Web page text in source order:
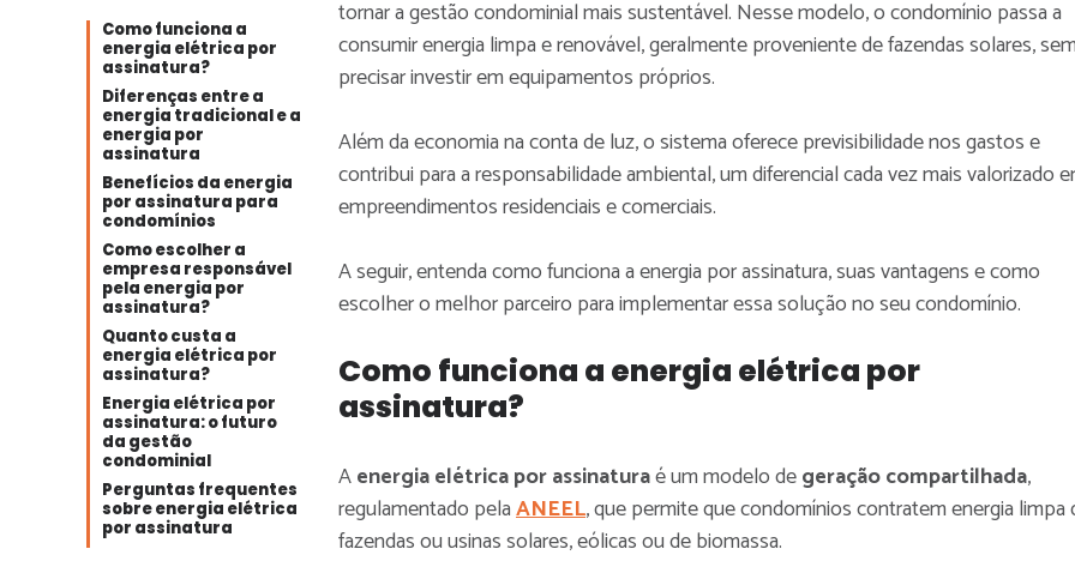
Como funciona a
energia elétrica por
assinatura?
Diferenças entre a
energia tradicional e a
energia por
assinatura
Benefícios da energia
por assinatura para
condomínios
Como escolher a
empresa responsável
pela energia por
assinatura?
Quanto custa a
energia elétrica por
assinatura?
Energia elétrica por
assinatura: o futuro
da gestão
condominial
Perguntas frequentes
sobre energia elétrica
por assinatura
tornar a gestão condominial mais sustentável. Nesse modelo, o condomínio passa a
consumir energia limpa e renovável, geralmente proveniente de fazendas solares,
precisar investir em equipamentos próprios.
Além da economia na conta de luz, o sistema oferece previsibilidade nos gastos e
contribui para a responsabilidade ambiental, um diferencial cada vez mais valorizado
empreendimentos residenciais e comerciais.
A seguir, entenda como funciona a energia por assinatura, suas vantagens e como
escolher o melhor parceiro para implementar essa solução no seu condomínio.
Como funciona a energia elétrica por
assinatura?
Aenergia elétrica por assinaturaé um modelo degeração compartilhada,
regulamentado pelaANEEL, que permite que condomínios contratem energia limpa
fazendas ou usinas solares, eólicas ou de biomassa.